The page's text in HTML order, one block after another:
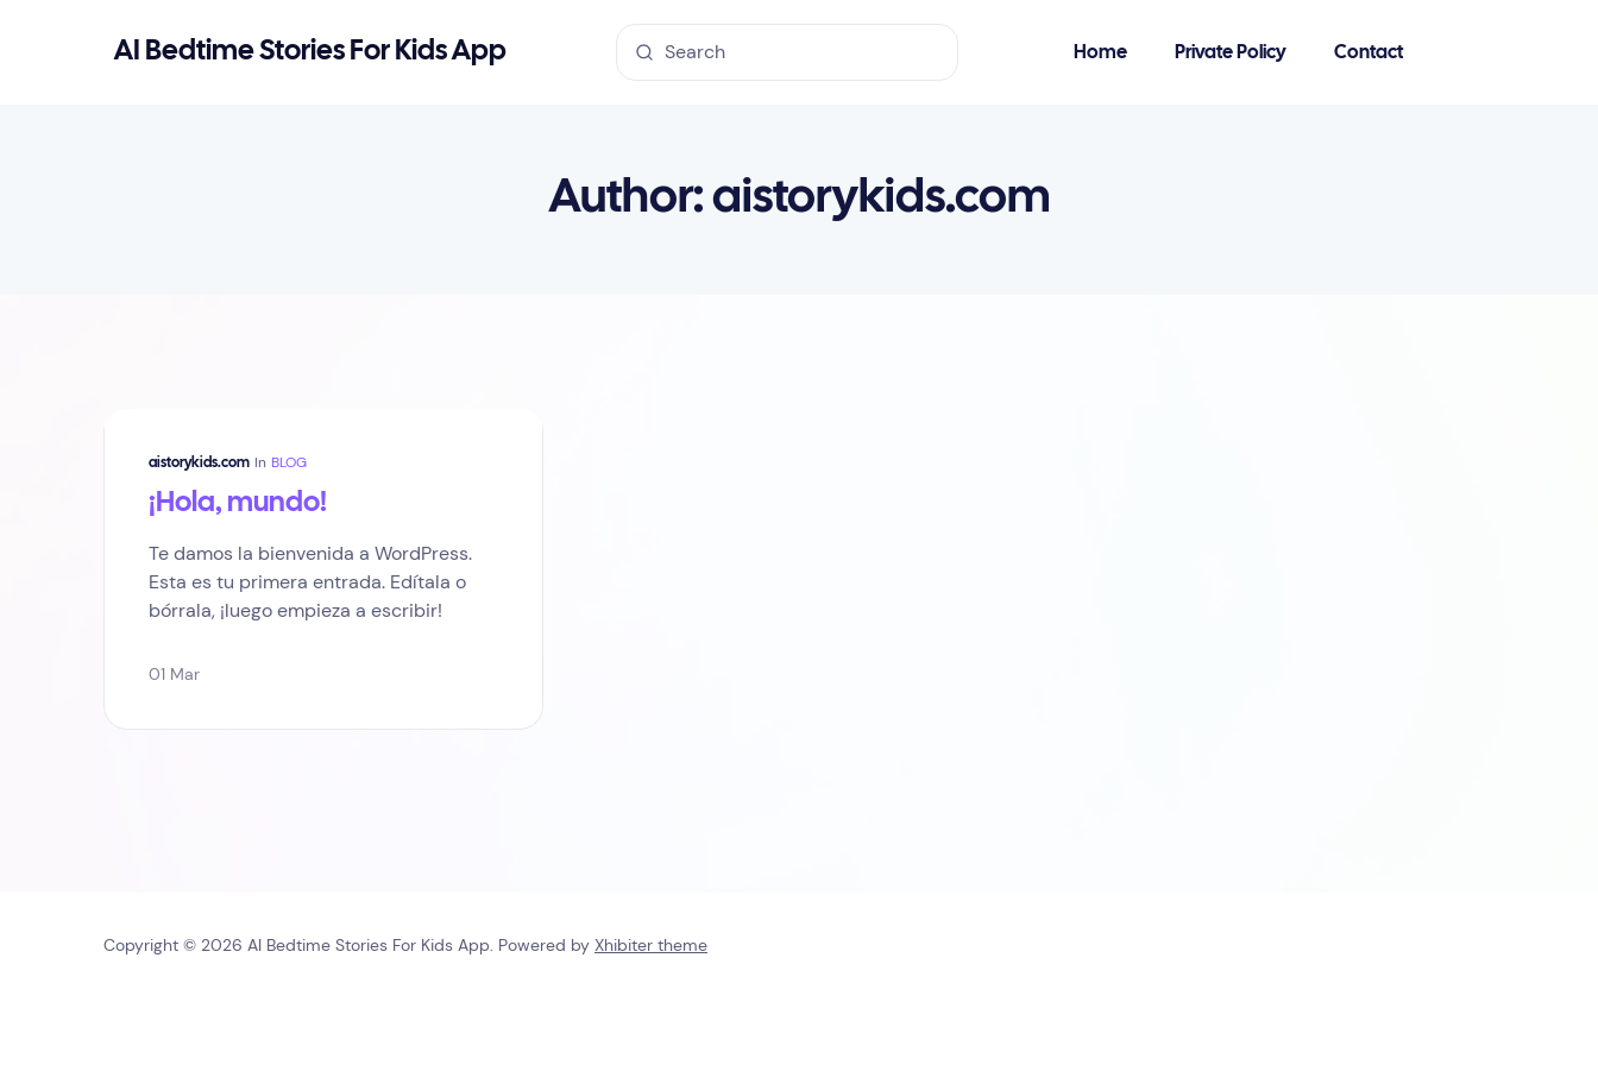
AI Bedtime Stories For Kids App Home Private Policy Contact
Author: aistorykids.com
aistorykids.com In BLOG
¡Hola, mundo!
Te damos la bienvenida a WordPress.
Esta es tu primera entrada. Edítala o
bórrala, ¡luego empieza a escribir!
01 Mar
Copyright © 2026 AI Bedtime Stories For Kids App. Powered by Xhibiter theme